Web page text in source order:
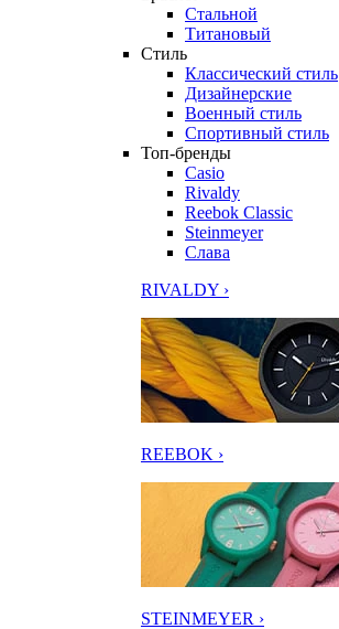
Стальной
Титановый
Стиль
Классический стиль
Дизайнерские
Военный стиль
Спортивный стиль
Топ-бренды
Casio
Rivaldy
Reebok Classic
Steinmeyer
Слава
RIVALDY ›
REEBOK ›
STEINMEYER ›